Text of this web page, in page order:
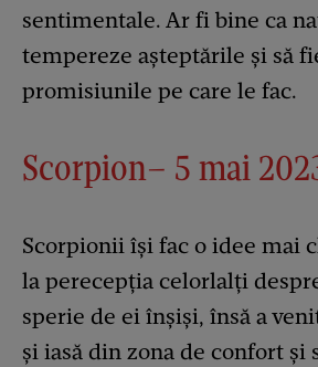
sentimentale. Ar fi bine ca
tempereze așteptările și să
promisiunile pe care le fac.
Scorpion– 5 mai
Scorpionii își fac o idee mai
la perecepția celorlalți
sperie de ei înșiși, însă a
și iasă din zona de confort și